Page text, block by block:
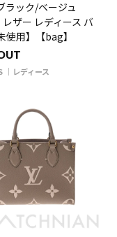
ラック/ベージュ
ザー レディース バ
使用】【bag】
レディース